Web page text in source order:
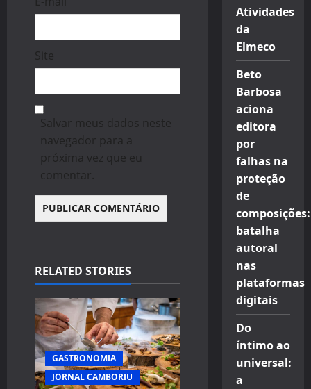
Site
Salvar meus dados neste
navegador para a
próxima vez que eu
comentar.
RELATED STORIES
GASTRONOMIA
JORNAL CAMBORIU
Atividades
da
Elmeco
Beto
Barbosa
aciona
editora
por
falhas na
proteção
de
composições:
batalha
autoral
nas
plataformas
digitais
Do
íntimo ao
universal:
a